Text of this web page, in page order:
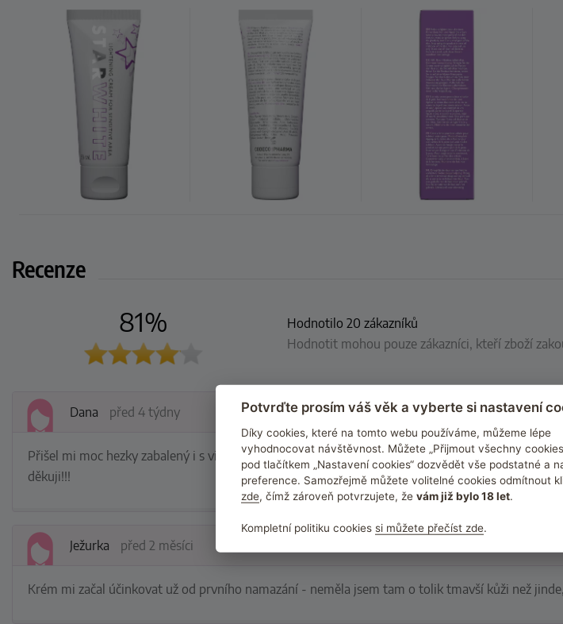
Recenze
81%
Hodnotilo 20 zákazníků
Hodnotit mohou pouze zákazníci, kteří zboží
Dana před 4 týdny
Přišel mi moc hezky zabalený i s vibrátorkem co jsem si objednala a krém používám teďkom už
děkuji!!!
Ježurka před 2 měsíci
Krém mi začal účinkovat už od prvního namazání - neměla jsem tam o tolik tmavší kůži než
Potvrďte prosím váš věk a vyberte si nastavení
Díky cookies, které na tomto webu používáme, můžeme lépe
vyhodnocovat návštěvnost. Můžete „Přijmout všechny
pod tlačítkem „Nastavení cookies“ dozvědět vše podstatné a
preference. Samozřejmě můžete volitelné cookies odmítnout
zde, čímž zároveň potvrzujete, že vám již bylo 18 let.
Kompletní politiku cookies si můžete přečíst zde.